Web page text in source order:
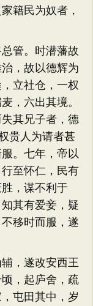
籍民为奴者，
管。时潜藩故
，故以德辉为
立社仓，一权
，六出其境。
其兄子者，德
贵人为请者甚
。七年，帝以
至怀仁，民有
，谋不利于
其有爱妾，疑
移时而服，遂
，遂改安西王
，起庐舍，疏
屯田其中，岁